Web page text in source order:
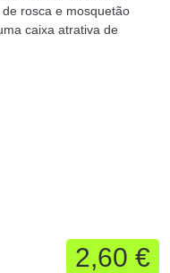
rosca e mosquetão
caixa atrativa de
2,60 €